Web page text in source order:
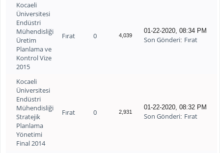
Kocaeli
Üniversitesi
Endüstri
Mühendisliği
Üretim
Planlama ve
Kontrol Vize
2015
Fırat 0 4,039
01-22-2020, 08:34 PM
Son Gönderi: Fırat
Kocaeli
Üniversitesi
Endüstri
Mühendisliği
Stratejik
Planlama
Yönetimi
Final 2014
Fırat 0 2,931
01-22-2020, 08:32 PM
Son Gönderi: Fırat